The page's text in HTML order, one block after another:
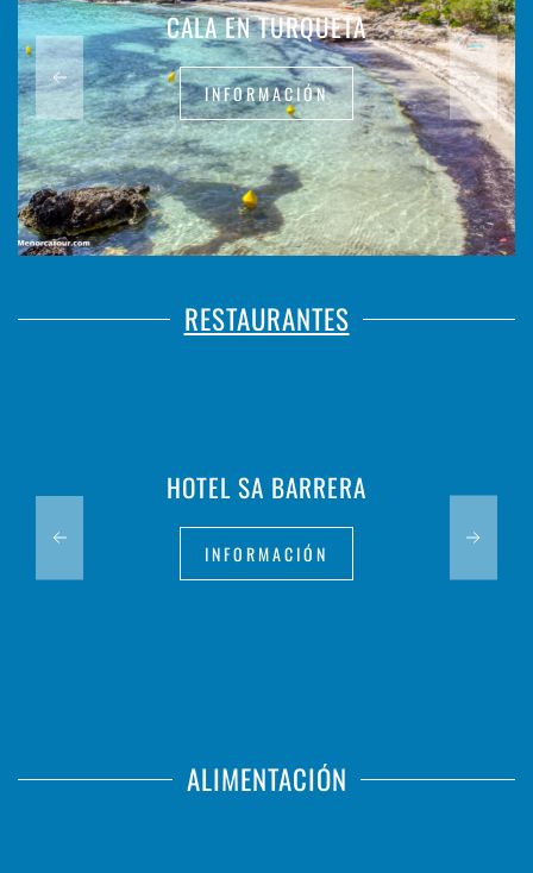
CALA EN TURQUETA
INFORMACIÓN
RESTAURANTES
HOTEL SA BARRERA
INFORMACIÓN
ALIMENTACIÓN